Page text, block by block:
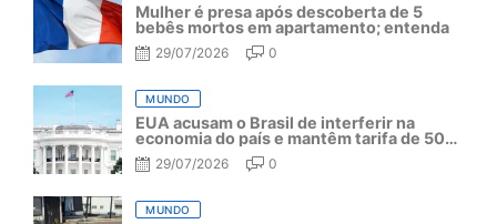
Mulher é presa após descoberta de 5
bebês mortos em apartamento; entenda
29/07/2026 0
MUNDO
EUA acusam o Brasil de interferir na
economia do país e mantêm tarifa de 50%
por mais um ano
29/07/2026 0
MUNDO